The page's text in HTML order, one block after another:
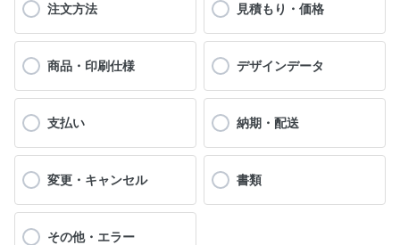
注文方法 見積もり・価格
商品・印刷仕様 デザインデータ
支払い 納期・配送
変更・キャンセル 書類
その他・エラー